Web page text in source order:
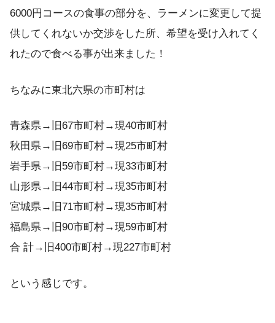
6000円コースの食事の部分を、ラーメンに変更して提
供してくれないか交渉をした所、希望を受け入れてく
れたので食べる事が出来ました！
ちなみに東北六県の市町村は
青森県→旧67市町村→現40市町村
秋田県→旧69市町村→現25市町村
岩手県→旧59市町村→現33市町村
山形県→旧44市町村→現35市町村
宮城県→旧71市町村→現35市町村
福島県→旧90市町村→現59市町村
合 計→旧400市町村→現227市町村
という感じです。